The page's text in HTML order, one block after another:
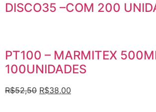
DISCO35 –COM 200
PT100 – MARMITEX
100UNIDADES
R$52,50 R$38,00